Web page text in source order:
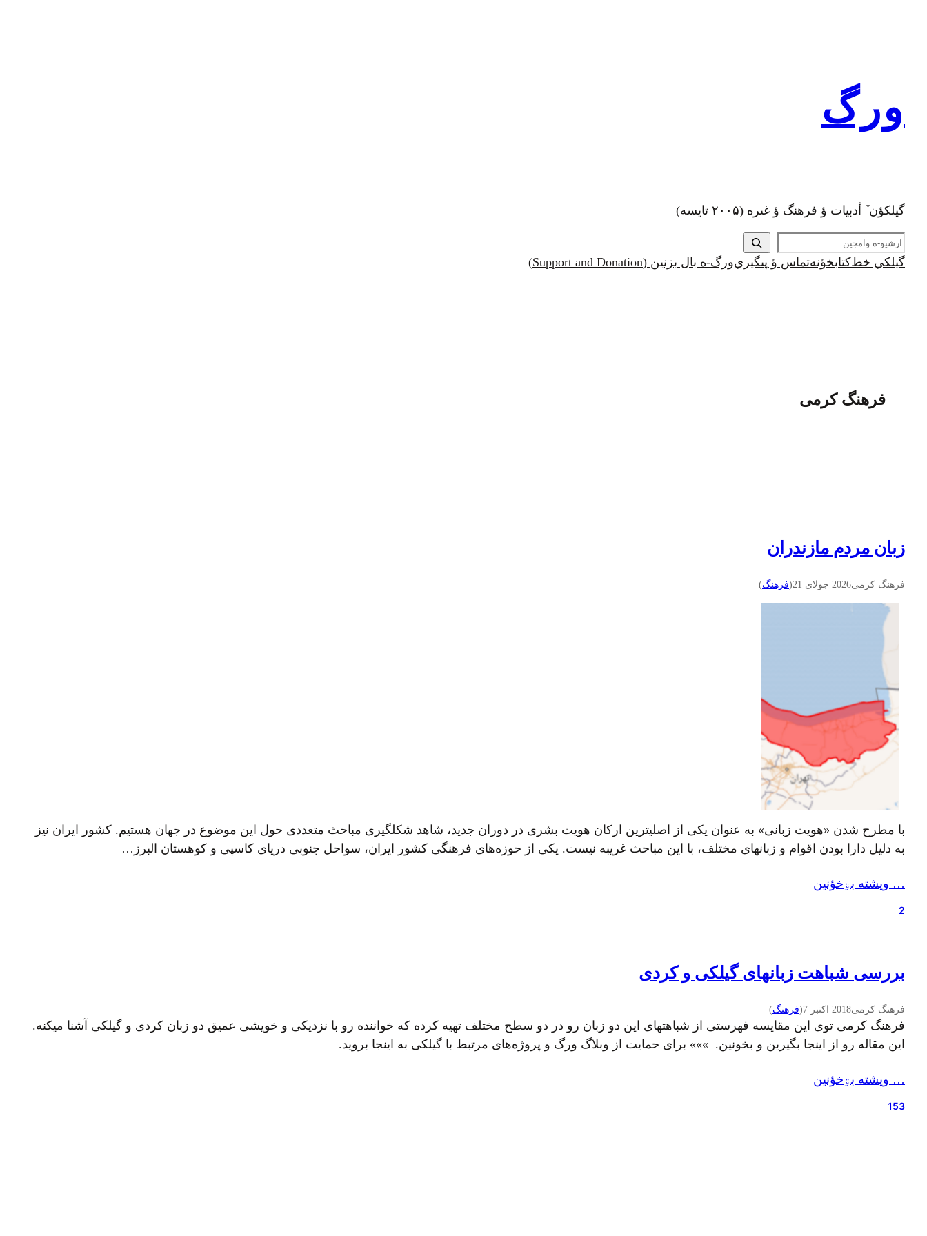
ورگ
گيلکؤن ٚ أدبیات ؤ فرهنگ ؤ غىره (۲۰۰۵ تايسه)
ج
س
تگيلکي خطکتابخؤنهتماس ؤ پىگيريورگ-ه بال بزنين (Support and Donation)
فرهنگ کرمی
زبان مردم مازندران
فرهنگ کرمی2026 جولای 21 (فرهنگ)
با مطرح شدن «هویت زبانی» به عنوان یکی از اصلیترین ارکان هویت بشری در دوران جدید، شاهد شکلگیری مباحث متعددی حول این موضوع در جهان هستیم. کشور ایران نیز
به دلیل دارا بودن اقوام و زبانهای مختلف، با این مباحث غریبه نیست. یکی از حوزه‌های فرهنگی کشور ایران، سواحل جنوبی دریای کاسپی و کوهستان البرز…
… ويشته بۊخؤنين
2
بررسی شباهت زبانهای گیلکی و کردی
فرهنگ کرمی2018 اکتبر 7 (فرهنگ)
فرهنگ کرمی توی این مقایسه فهرستی از شباهتهای این دو زبان رو در دو سطح مختلف تهیه کرده که خواننده رو با نزدیکی و خویشی عمیق دو زبان کردی و گیلکی آشنا میکنه.
این مقاله رو از اینجا بگیرین و بخونین. »»» برای حمایت از وبلاگ ورگ و پروژه‌های مرتبط با گیلکی به اینجا بروید.
… ويشته بۊخؤنين
153